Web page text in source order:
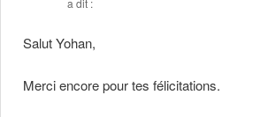
Salut Yohan,
Merci encore pour tes félicitations.